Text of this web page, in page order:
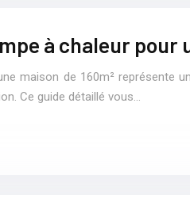
à chaleur pour
maison de 160m² représente
Ce guide détaillé vous…